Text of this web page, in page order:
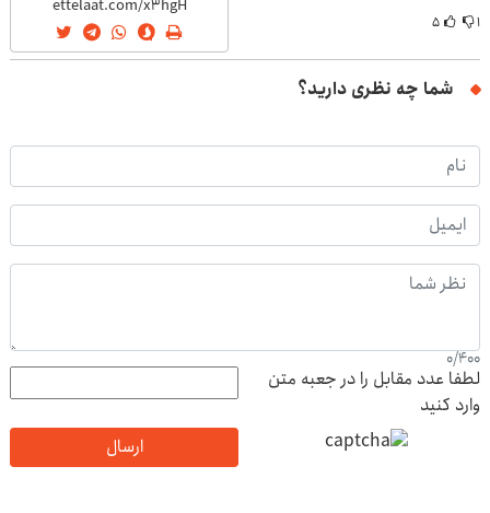
۱ ۵
شما چه نظری دارید؟
0/400
لطفا عدد مقابل را در جعبه متن
وارد کنید
ارسال